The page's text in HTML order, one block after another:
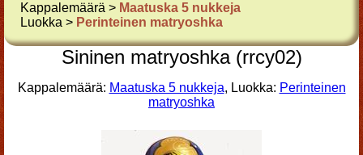
Kappalemäärä > Maatuska 5 nukkeja
Luokka > Perinteinen matryoshka
Sininen matryoshka (rrcy02)
Kappalemäärä: Maatuska 5 nukkeja, Luokka: Perinteinen
matryoshka